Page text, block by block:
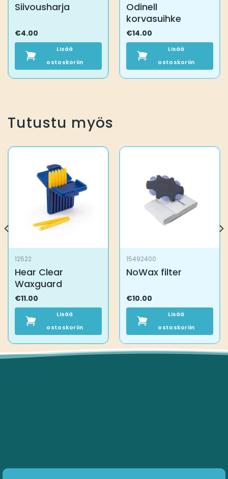
Siivousharja
€4.00
Lisää
ostoskoriin
Odinell
korvasuihke
€14.00
Lisää
ostoskoriin
Tutustu myös
12522
Hear Clear
Waxguard
€11.00
Lisää
ostoskoriin
15492400
NoWax filter
€10.00
Lisää
ostoskoriin